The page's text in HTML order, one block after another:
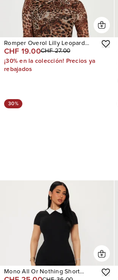
Romper Overol Lilly Leopard
Mesh
CHF 19.00CHF 27.00
¡30% en la colección! Precios ya
rebajados
30%
Mono All Or Nothing Short